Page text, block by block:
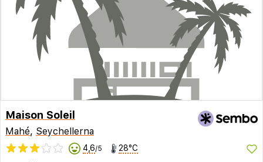
Maison Soleil
Mahé, Seychellerna
4,6/5 28°C